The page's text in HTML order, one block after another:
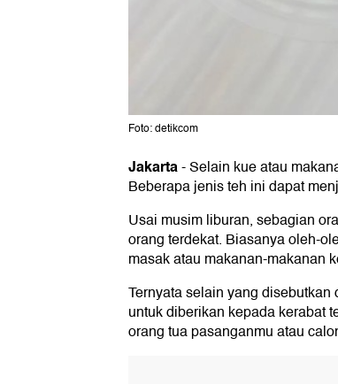
Foto: detikcom
Jakarta-Selain kue atau
Beberapa jenis teh ini dapat
Usai musim liburan, sebagian
orang terdekat. Biasanya oleh-
masak atau makanan-makanan
Ternyata selain yang
untuk diberikan kepada kerabat
orang tua pasanganmu atau